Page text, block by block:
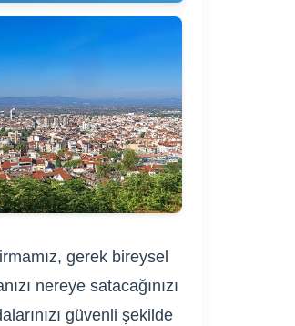
gerek bireysel
nereye satacağınızı
güvenli şekilde